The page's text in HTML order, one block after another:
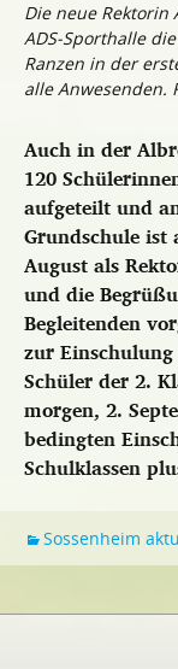
Die neue Rektorin
ADS-Sporthalle
Ranzen in der
alle Anwesenden.
Auch in der
120
aufgeteilt und
Grundschule ist
August als
und die
Begleitenden
zur
Schüler der 2.
morgen, 2.
bedingten
Schulklassen
Sossenheim